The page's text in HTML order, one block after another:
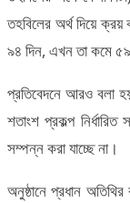
তহবিলের অর্থ দিয়ে
৯৪ দিন, এখন তা কমে
প্রতিবেদনে আরও বলা
শতাংশ প্রকল্প
সম্পন্ন করা যাচ্ছে না।
অনুষ্ঠানে প্রধান